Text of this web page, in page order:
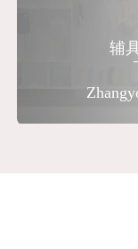
辅